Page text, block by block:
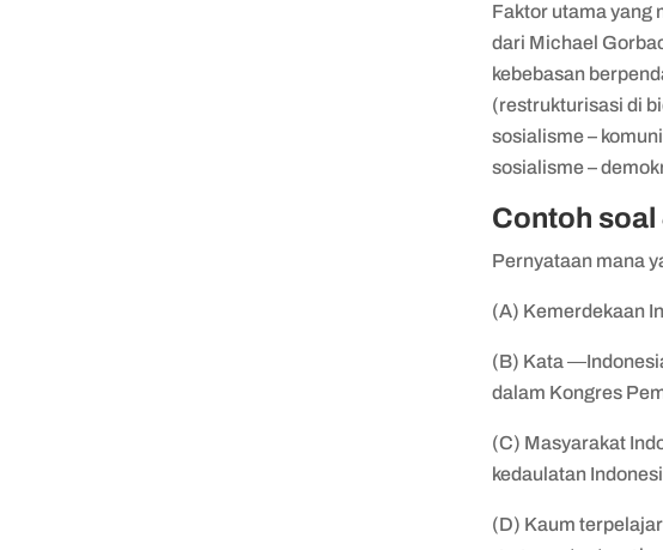
Faktor utama yang
dari Michael
kebebasan
(restrukturisasi di
sosialisme –
sosialisme –
Contoh soal
Pernyataan mana
(A) Kemerdekaan
(B) Kata
dalam Kongres
(C) Masyarakat
kedaulatan
(D) Kaum